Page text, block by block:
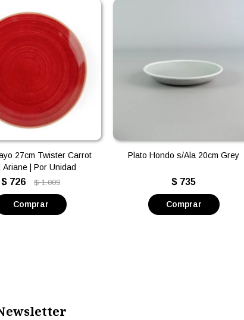
27cm Twister Carrot
Ariane | Por Unidad
$ 726 $ 1.009
Plato Hondo s/Ala 20cm Grey
$ 735